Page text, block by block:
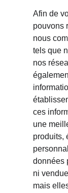
Afin de
pouvons
nous
tels que
nos
ces
une
produits,
données
ni
mais